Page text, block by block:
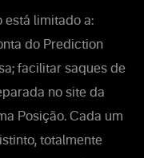
está limitado a:
do Prediction
facilitar saques de
no site da
Posição. Cada um
totalmente